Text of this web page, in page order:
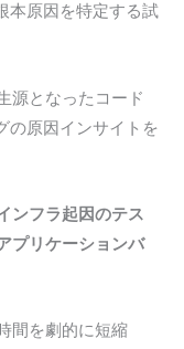
本原因を特定する試
源となったコード
の原因インサイトを
ンフラ起因のテス
プリケーションバ
間を劇的に短縮